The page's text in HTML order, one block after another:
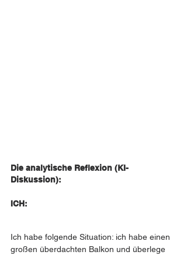
Die analytische Reflexion (KI-
Diskussion):
ICH:
Ich habe folgende Situation: ich habe einen
großen überdachten Balkon und überlege